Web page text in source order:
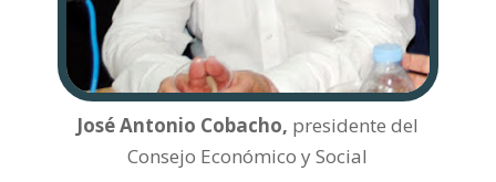
José Antonio Cobacho, presidente del
Consejo Económico y Social